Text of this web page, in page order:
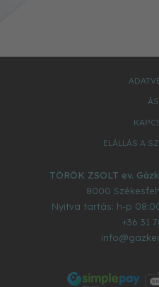
ELÁLLÁS A
TÖRÖK ZSOLT ev.
8000
Nyitva tartás: h-p
+36 31